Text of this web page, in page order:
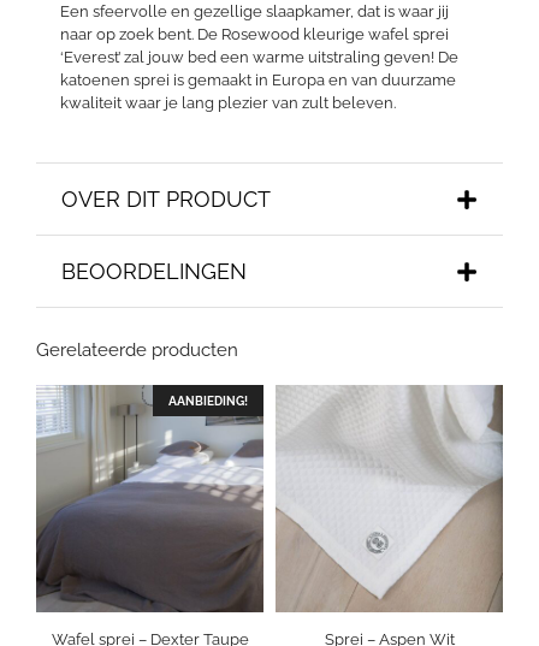
Een sfeervolle en gezellige slaapkamer, dat is waar jij
naar op zoek bent. De Rosewood kleurige wafel sprei
‘Everest’ zal jouw bed een warme uitstraling geven! De
katoenen sprei is gemaakt in Europa en van duurzame
kwaliteit waar je lang plezier van zult beleven.
OVER DIT PRODUCT
BEOORDELINGEN
Gerelateerde producten
AANBIEDING!
Wafel sprei – Dexter Taupe Sprei – Aspen Wit